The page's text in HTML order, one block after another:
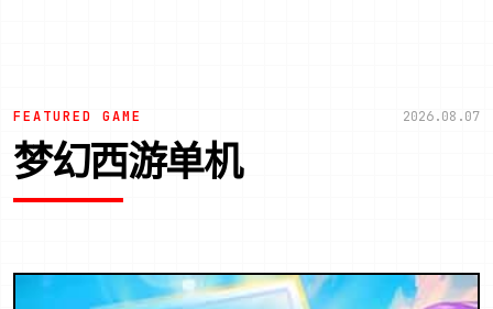
FEATURED GAME 2026.08.07
梦幻西游单机